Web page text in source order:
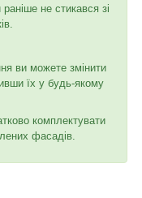
не стикався зі
ви можете змінити
їх у будь-якому
комплектувати
фасадів.